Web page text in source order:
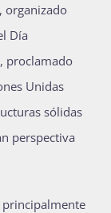
organizado
Día
proclamado
Unidas
sólidas
perspectiva
principalmente